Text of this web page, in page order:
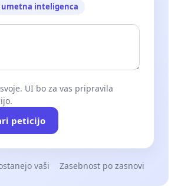
umetna inteligenca
UI bo za vas pripravila
peticijo
vaši Zasebnost po zasnovi